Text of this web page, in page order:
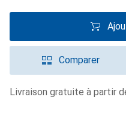
Comparer
Livraison gratuite à partir